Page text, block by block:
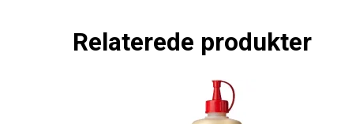
Relaterede produkter